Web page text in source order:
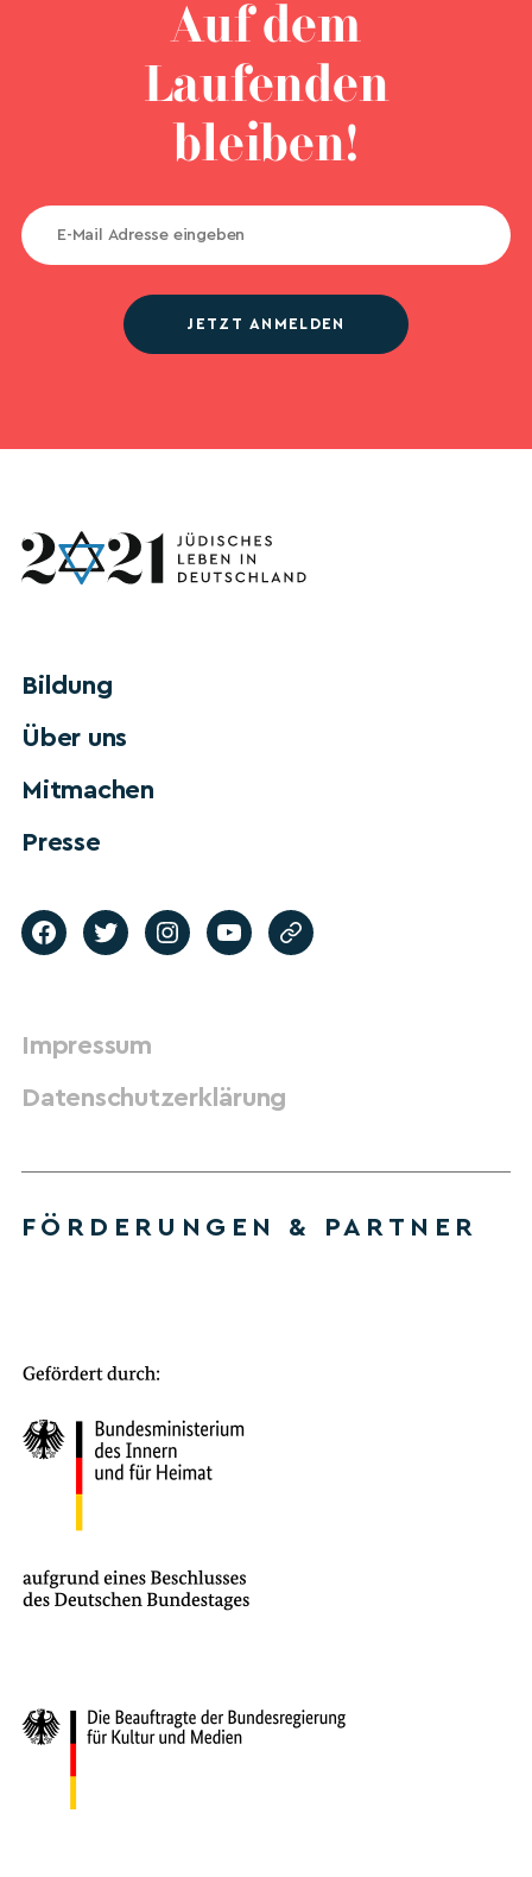
Auf dem
Laufenden
bleiben!
JETZT ANMELDEN
Bildung
Über uns
Mitmachen
Presse
Impressum
Datenschutzerklärung
FÖRDERUNGEN & PARTNER